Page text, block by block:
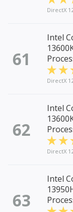
DirectX
61
Intel
DirectX
62
Intel
DirectX
63
Intel